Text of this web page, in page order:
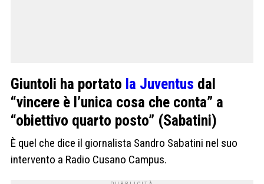
Giuntoli ha portato la Juventus dal
“vincere è l’unica cosa che conta” a
“obiettivo quarto posto” (Sabatini)
È quel che dice il giornalista Sandro Sabatini nel suo
intervento a Radio Cusano Campus.